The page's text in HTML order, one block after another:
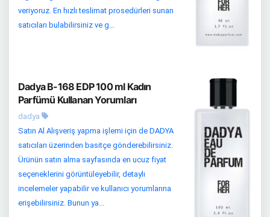
veriyoruz. En hızlı teslimat prosedürleri sunan
satıcıları bulabilirsiniz ve g...
Dadya B-168 EDP 100 ml Kadın
Parfümü Kullanan Yorumları
dadya
Satın Al Alışveriş yapma işlemi için de DADYA
satıcıları üzerinden basitçe gönderebilirsiniz.
Ürünün satın alma sayfasında en ucuz fiyat
seçeneklerini görüntüleyebilir, detaylı
incelemeler yapabilir ve kullanıcı yorumlarına
erişebilirsiniz. Bunun ya...